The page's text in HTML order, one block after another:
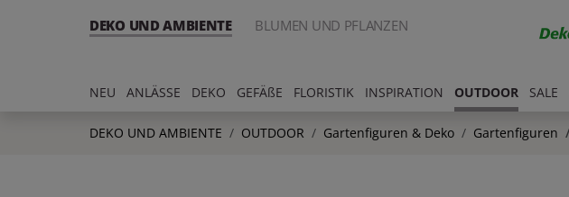
DEKO UND AMBIENTE BLUMEN UND PFLANZEN
NEU ANLÄSSE DEKO GEFÄßE FLORISTIK INSPIRATION OUTDOOR SALE
DEKO UND AMBIENTE OUTDOOR Gartenfiguren & Deko Gartenfiguren